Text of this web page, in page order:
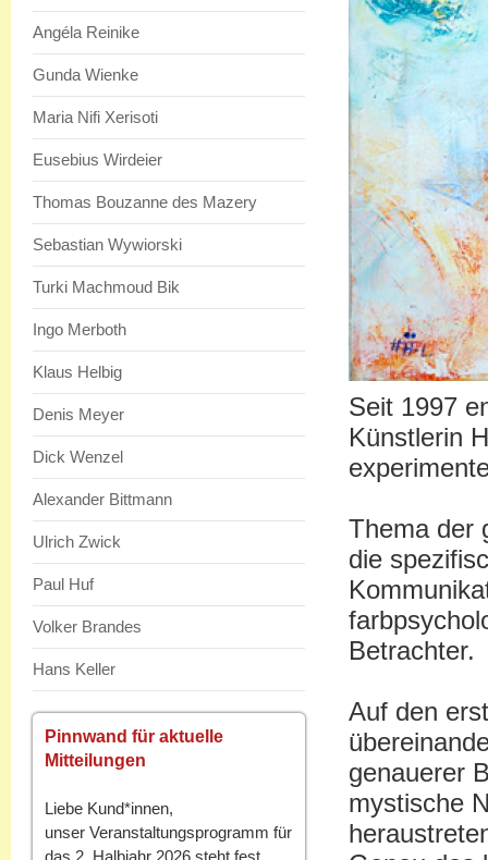
Angéla Reinike
Gunda Wienke
Maria Nifi Xerisoti
Eusebius Wirdeier
Thomas Bouzanne des Mazery
Sebastian Wywiorski
Turki Machmoud Bik
Ingo Merboth
Klaus Helbig
Denis Meyer
Dick Wenzel
Alexander Bittmann
Ulrich Zwick
Paul Huf
Volker Brandes
Hans Keller
Pinnwand für aktuelle
Mitteilungen
Liebe Kund*innen,
unser Veranstaltungsprogramm für
das 2. Halbjahr 2026 steht fest.
Seit 1997
Künstlerin
Thema der
die
Betrachter.
Auf den
genauerer
mystische